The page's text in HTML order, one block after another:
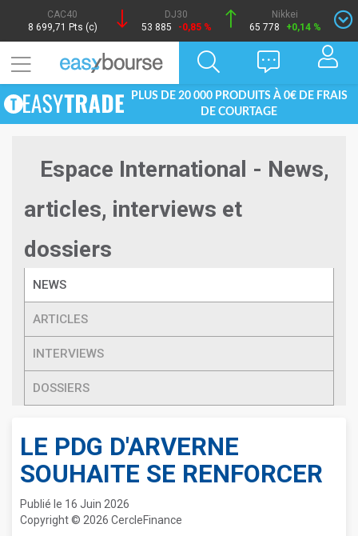
CAC40
8 699,71 Pts (c)
DJ30
53 885
-0,85 %
Nikkei
65 778
+0,14 %
PLUS DE 20 000 PRODUITS À 0€ DE FRAIS
DE COURTAGE
Espace International - News,
articles, interviews et
dossiers
NEWS
ARTICLES
INTERVIEWS
DOSSIERS
LE PDG D'ARVERNE
SOUHAITE SE RENFORCER
Publié le 16 Juin 2026
Copyright © 2026 CercleFinance